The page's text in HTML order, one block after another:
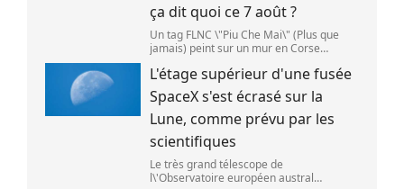
ça dit quoi ce 7 août ?
Un tag FLNC \"Piu Che Mai\" (Plus que
jamais) peint sur un mur en Corse
CASABIANCA )
L'étage supérieur d'une fusée
SpaceX s'est écrasé sur la
Lune, comme prévu par les
scientifiques
Le très grand télescope de
l\'Observatoire européen austral